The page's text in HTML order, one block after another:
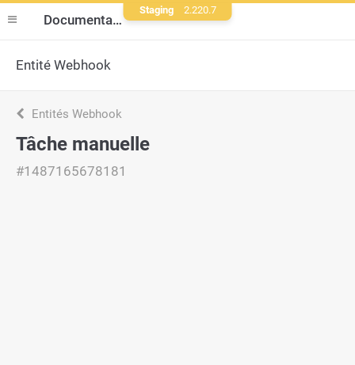
Documentation
Entité Webhook
Entités Webhook
Tâche manuelle
#1487165678181
Staging 2.220.7